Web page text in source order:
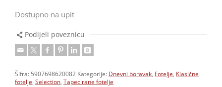
Dostupno na upit
Podijeli poveznicu
Šifra: 5907698620082 Kategorije: Dnevni boravak Fotelje Klasične
fotelje Selection Tapecirane fotelje